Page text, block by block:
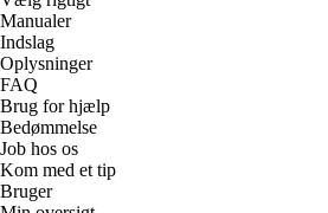
Manualer
Indslag
Oplysninger
FAQ
Brug for hjælp
Bedømmelse
Job hos os
Kom med et tip
Bruger